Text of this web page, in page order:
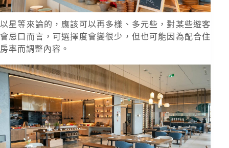
以星等來論的，應該可以再多樣、多元些，對某些遊客
會忌口而言，可選擇度會變很少，但也可能因為配合住
房率而調整內容。